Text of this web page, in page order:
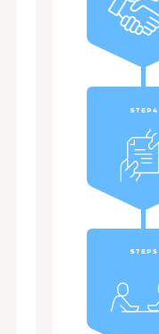
STEP4
STEP5